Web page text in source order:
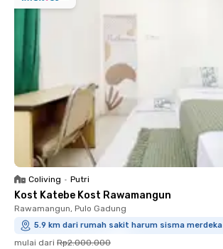
Coliving • Putri
Kost Katebe Kost Rawamangun
Rawamangun, Pulo Gadung
5.9 km dari rumah sakit harum sisma merdeka
mulai dari Rp2.000.000